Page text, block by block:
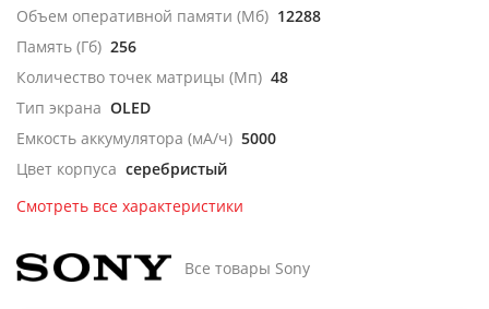
Объем оперативной памяти (Мб) 12288
Память (Гб) 256
Количество точек матрицы (Мп) 48
Тип экрана OLED
Емкость аккумулятора (мА/ч) 5000
Цвет корпуса серебристый
Смотреть все характеристики
Все товары Sony